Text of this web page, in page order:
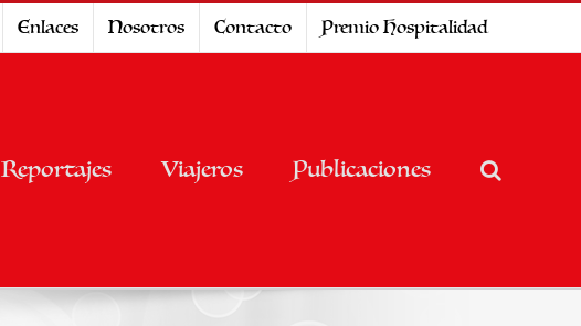
Enlaces Nosotros Contacto Premio Hospitalidad
Reportajes Viajeros Publicaciones